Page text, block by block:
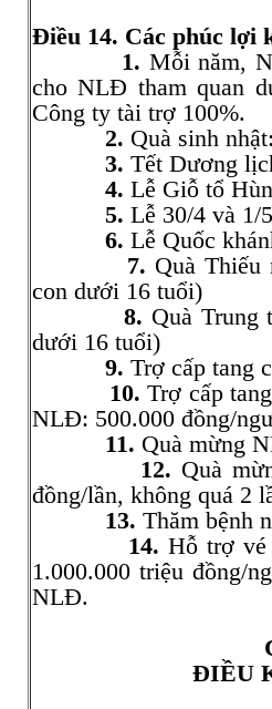
Điều 14. Các phúc lợi
1. Mỗi năm,
cho NLĐ tham quan
Công ty tài trợ 100%.
2. Quà sinh
3. Tết Dương
4. Lễ Giỗ tổ
5. Lễ 30/4 và 1/
6. Lễ Quốc
7. Quà
con dưới 16 tuổi)
8. Quà Trung
dưới 16 tuổi)
9. Trợ cấp tang
10. Trợ cấp
NLĐ: 500.000 đồng/
11. Quà mừng
12. Quà
đồng/lần, không quá 2
13. Thăm bệnh
14. Hỗ trợ vé
1.000.000 triệu đồng/
NLĐ.
ĐIỀU